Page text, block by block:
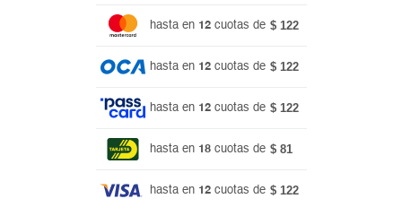
hasta en 12 cuotas de $ 122
hasta en 12 cuotas de $ 122
hasta en 12 cuotas de $ 122
hasta en 18 cuotas de $ 81
hasta en 12 cuotas de $ 122